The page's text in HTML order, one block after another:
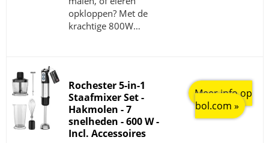
opkloppen? Met de
krachtige 800W…
Rochester 5-in-1
Staafmixer Set -
Hakmolen - 7
snelheden - 600 W -
Incl. Accessoires
Meer info op
bol.com »